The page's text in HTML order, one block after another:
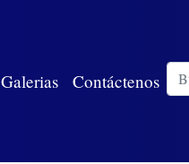
Galerias Contáctenos